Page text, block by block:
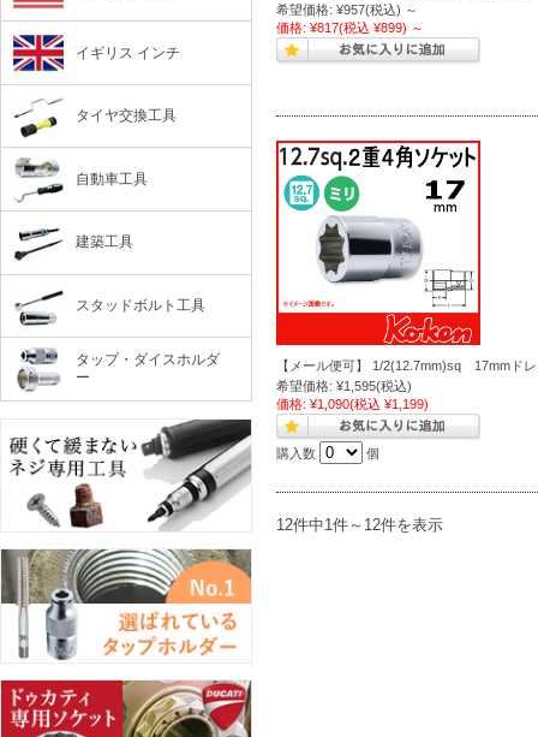
希望価格: ¥957(税込) ～
価格: ¥817(税込 ¥899) ～
【メール便可】 1/2(12.7mm)sq 17mmド
希望価格: ¥1,595(税込)
価格: ¥1,090(税込 ¥1,199)
購入数 個
12件中1件～12件を表示
イギリス インチ
タイヤ交換工具
自動車工具
建築工具
スタッドボルト工具
タップ・ダイスホルダ
ー